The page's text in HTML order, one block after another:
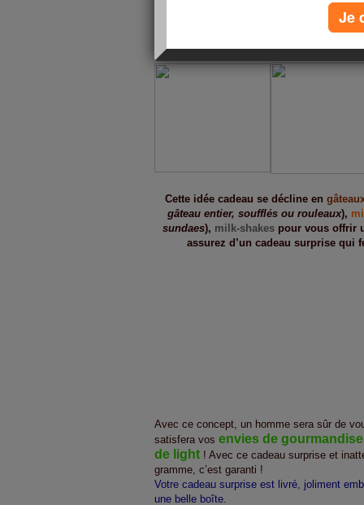
des
... Jusque là, rien de
Cette idée cadeau se décline en
gâteau entier, soufflés ou rouleaux),
sundaes), milk-shakespour vous offrir
assurez d’un cadeau surprise qui
Avec ce concept, un homme sera sûr de
satisfera vos envies de
de light ! Avec ce cadeau surprise et
gramme, c’est garanti !
Votre cadeau surprise est livré, joliment
une belle boîte.
Je